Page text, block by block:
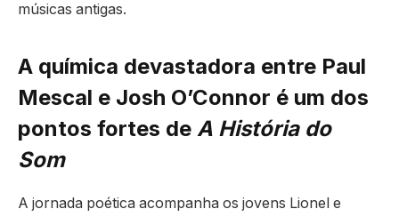
músicas antigas.
A química devastadora entre Paul
Mescal e Josh O’Connor é um dos
pontos fortes de A História do
Som
A jornada poética acompanha os jovens Lionel e